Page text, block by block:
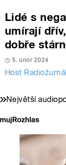
Lidé s
umírají
dobře
5. únor 2024
Host
Největší